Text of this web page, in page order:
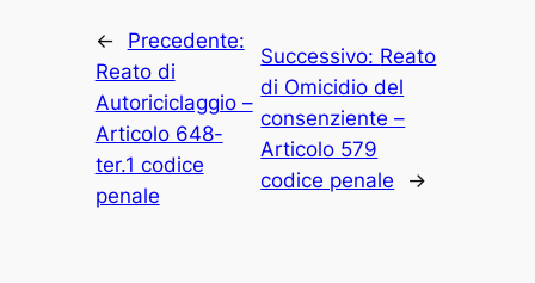
←
Precedente:
Reato di
Autoriciclaggio –
Articolo 648-
ter.1 codice
penale
Successivo: Reato
di Omicidio del
consenziente –
Articolo 579
codice penale
→